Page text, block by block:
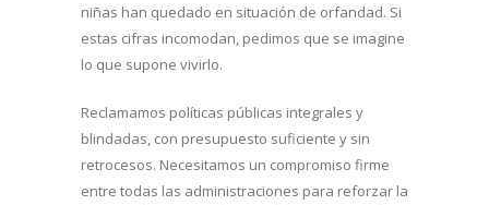
niñas han quedado en situación de orfandad. Si
estas cifras incomodan, pedimos que se imagine
lo que supone vivirlo.
Reclamamos políticas públicas integrales y
blindadas, con presupuesto suficiente y sin
retrocesos. Necesitamos un compromiso firme
entre todas las administraciones para reforzar la